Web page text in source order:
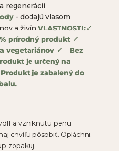
regenerácii
- dodajú vlasom
a živín.VLASTNOSTI:✓
prírodný produkt ✓
vegetariánov ✓ Bez
je určený na
Produkt je zabalený do
a vzniknutú penu
chvíľu pôsobiť. Opláchni.
zopakuj.